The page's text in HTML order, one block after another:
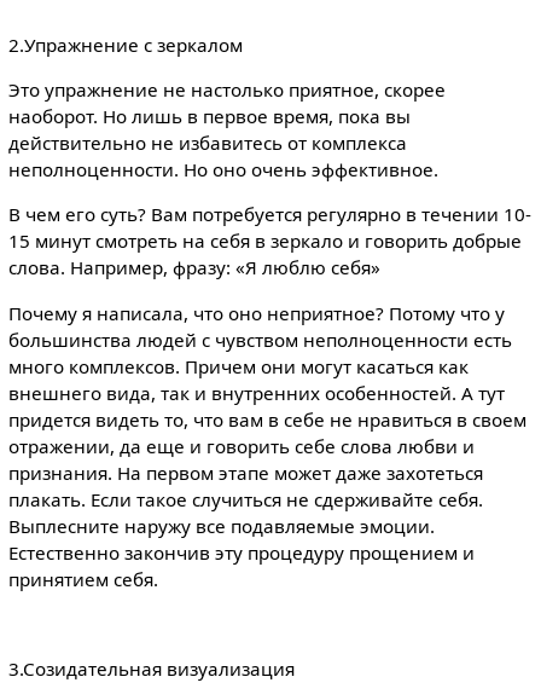
2.Упражнение с зеркалом
Это упражнение не настолько приятное, скорее
наоборот. Но лишь в первое время, пока вы
действительно не избавитесь от комплекса
неполноценности. Но оно очень эффективное.
В чем его суть? Вам потребуется регулярно в течении 10-
15 минут смотреть на себя в зеркало и говорить добрые
слова. Например, фразу: «Я люблю себя»
Почему я написала, что оно неприятное? Потому что у
большинства людей с чувством неполноценности есть
много комплексов. Причем они могут касаться как
внешнего вида, так и внутренних особенностей. А тут
придется видеть то, что вам в себе не нравиться в своем
отражении, да еще и говорить себе слова любви и
признания. На первом этапе может даже захотеться
плакать. Если такое случиться не сдерживайте себя.
Выплесните наружу все подавляемые эмоции.
Естественно закончив эту процедуру прощением и
принятием себя.
3.Созидательная визуализация